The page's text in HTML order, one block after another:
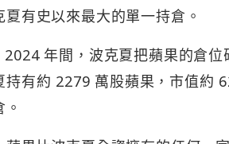
夏有史以來最大的單一持倉。
年間，波克夏把蘋果的倉
持有約 2279 萬股蘋果，市值約